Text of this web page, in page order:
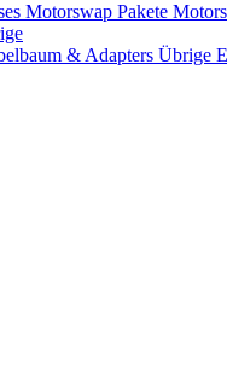
Motorswap Pakete
& Adapters Übrige